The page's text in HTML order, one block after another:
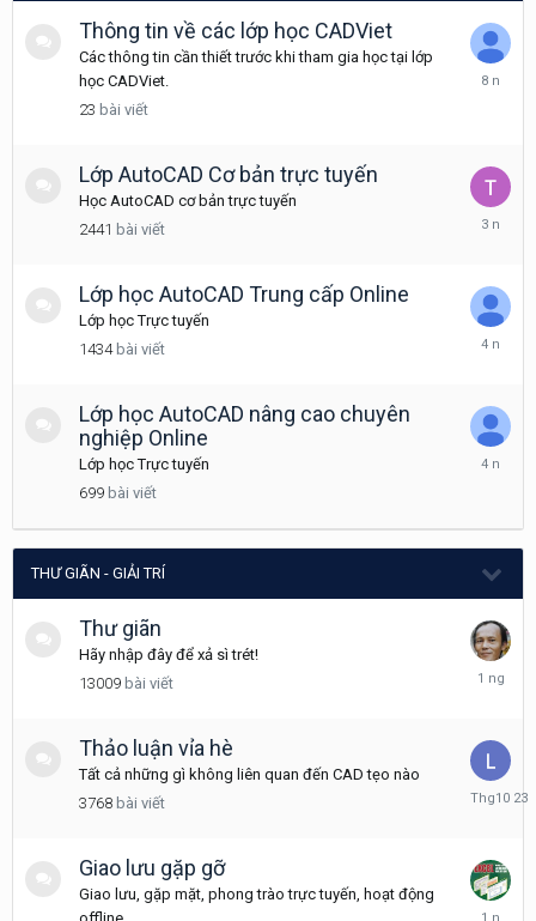
Thông tin về các lớp học CADViet
Các thông tin cần thiết trước khi tham gia học tại lớp
học CADViet.
23 bài viết
Tháng
Lớp AutoCAD Cơ bản trực tuyến
Học AutoCAD cơ bản trực tuyến
2441 bài viết
Tháng
2022
Lớp học AutoCAD Trung cấp Online
Lớp học Trực tuyến
1434 bài viết
Tháng
2022
Lớp học AutoCAD nâng cao chuyên
nghiệp Online
Lớp học Trực tuyến
699 bài viết
Tháng
THƯ GIÃN - GIẢI TRÍ
Thư giãn
Hãy nhập đây để xả sì trét!
13009 bài viết
Hôm
04:31
Thảo luận vỉa hè
Tất cả những gì không liên quan đến CAD tẹo nào
3768 bài viết
Tháng
2025
Giao lưu gặp gỡ
Giao lưu, gặp mặt, phong trào trực tuyến, hoạt động
Tháng